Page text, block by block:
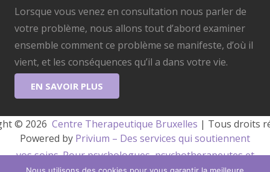
Lorsque vous venez en consultation nous parler de
votre problème, nous allons tout d’abord examiner
ensemble comment ce problème se manifeste, d’où il
vient, et les conséquences qu’il a dans votre vie.
EN SAVOIR PLUS
© 2026 Centre Therapeutique Bruxelles | Tous droits
Powered by Privium – Des services qui soutiennent
vos soins. Pour psychologues, psychotherapeutes et